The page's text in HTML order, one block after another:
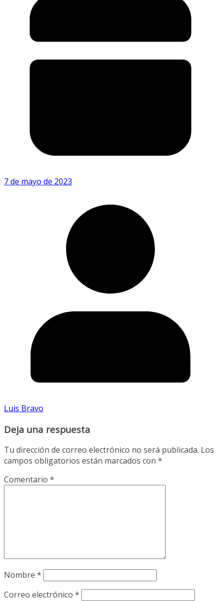
7 de mayo de 2023
Luis Bravo
Deja una respuesta
Tu dirección de correo electrónico no será publicada. Los
campos obligatorios están marcados con *
Comentario *
Nombre *
Correo electrónico *